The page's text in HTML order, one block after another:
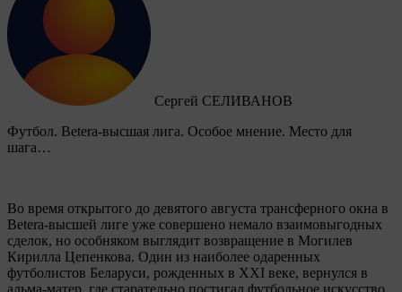
Сергей СЕЛИВАНОВ
Футбол. Betera-высшая лига. Особое мнение. Место для
шага…
Во время открытого до девятого августа трансферного окна в
Betera-высшей лиге уже совершено немало взаимовыгодных
сделок, но особняком выглядит возвращение в Могилев
Кирилла Цепенкова. Один из наиболее одаренных
футболистов Беларуси, рожденных в XXI веке, вернулся в
альма-матер, где старательно постигал футбольное искусство